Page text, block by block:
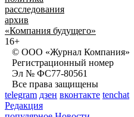
расследования
архив
«Компания будущего»
16+
© ООО «Журнал Компания»
Регистрационный номер
Эл № ФС77-80561
Все права защищены
telegram дзен вконтакте tenchat
Редакция